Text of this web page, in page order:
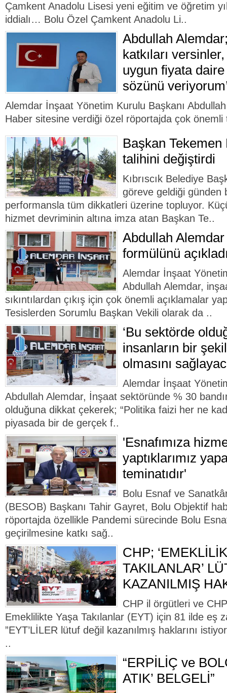
Çamkent Anadolu Lisesi yeni eğitim ve öğretim
iddialı… Bolu Özel Çamkent Anadolu Li..
Abdullah
katkıları
uygun fiyata
sözünü
Alemdar İnşaat Yönetim Kurulu Başkanı
Haber sitesine verdiği özel röportajda çok önemli
Başkan Tekemen
talihini değiştirdi
Kıbrıscık Belediye
göreve geldiği günden
performansla tüm dikkatleri üzerine topluyor.
hizmet devriminin altına imza atan Başkan Te..
Abdullah Alemdar
formülünü
Alemdar İnşaat
Abdullah Alemdar,
sıkıntılardan çıkış için çok önemli açıklamalar
Tesislerden Sorumlu Başkan Vekili olarak da ..
‘Bu sektörde
insanların bir
olmasını
Alemdar İnşaat
Abdullah Alemdar, İnşaat sektöründe % 30
olduğuna dikkat çekerek; “Politika faizi her ne
piyasada bir de gerçek f..
'Esnafımıza
yaptıklarımız
teminatıdır'
Bolu Esnaf ve
(BESOB) Başkanı Tahir Gayret, Bolu Objektif
röportajda özellikle Pandemi sürecinde Bolu
geçirilmesine katkı sağ..
CHP;
TAKILANLAR’
KAZANILMIŞ
CHP il örgütleri ve
Emeklilikte Yaşa Takılanlar (EYT) için 81 ilde eş
”EYT’LİLER lütuf değil kazanılmış haklarını
..
“ERPİLİÇ ve
ATIK’ BELGELİ”